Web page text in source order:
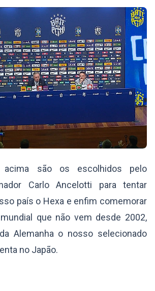
acima são os escolhidos pelo
Carlo Ancelotti para tentar
país o Hexa e enfim comemorar
que não vem desde 2002,
Alemanha o nosso selecionado
no Japão.